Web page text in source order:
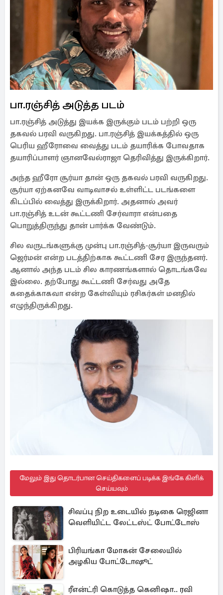
பா.ரஞ்சித் அடுத்த படம்
பா.ரஞ்சித் அடுத்து இயக்க இருக்கும் படம் பற்றி ஒரு
தகவல் பரவி வருகிறது. பா.ரஞ்சித் இயக்கத்தில் ஒரு
பெரிய ஹீரோவை வைத்து படம் தயாரிக்க போவதாக
தயாரிப்பாளர் ஞானவேல்ராஜா தெரிவித்து இருக்கிறார்.
அந்த ஹீரோ சூர்யா தான் ஒரு தகவல் பரவி வருகிறது.
சூர்யா ஏற்கனவே வாடிவாசல் உள்ளிட்ட படங்களை
கிடப்பில் வைத்து இருக்கிறார். அதனால் அவர்
பா.ரஞ்சித் உடன் கூட்டணி சேர்வாரா என்பதை
பொறுத்திருந்து தான் பார்க்க வேண்டும்.
சில வருடங்களுக்கு முன்பு பா.ரஞ்சித்-சூர்யா இருவரும்
ஜெர்மன் என்ற படத்திற்காக கூட்டணி சேர இருந்தனர்.
ஆனால் அந்த படம் சில காரணங்களால் தொடங்கவே
இல்லை. தற்போது கூட்டணி சேர்வது அதே
கதைக்காகவா என்ற கேள்வியும் ரசிகர்கள் மனதில்
எழுந்திருக்கிறது.
மேலும் இது தொடர்பான செய்திகளைப் படிக்க இங்கே கிளிக்
செய்யவும்
சிவப்பு நிற உடையில் நடிகை ரெஜினா
வெளியிட்ட லேட்டஸ்ட் போட்டோஸ்
பிரியங்கா மோகன் சேலையில்
அழகிய போட்டோஷூட்
ரீஎன்ட்ரி கொடுத்த கெனிஷா.. ரவி